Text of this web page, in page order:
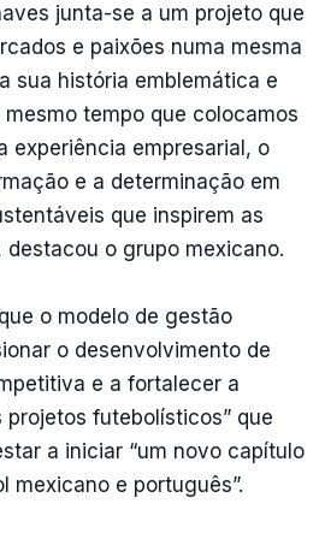
junta-se a um projeto que
e paixões numa mesma
sua história emblemática e
tempo que colocamos
experiência empresarial, o
e a determinação em
que inspirem as
destacou o grupo mexicano.
o modelo de gestão
o desenvolvimento de
e a fortalecer a
projetos futebolísticos” que
a iniciar “um novo capítulo
mexicano e português”.